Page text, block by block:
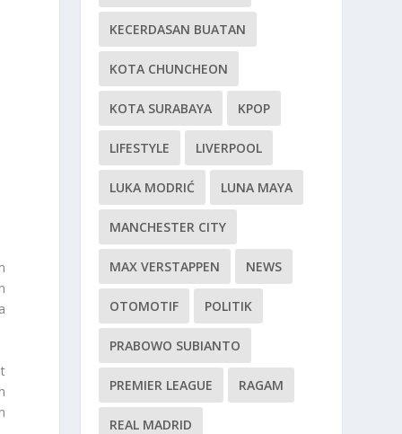
KECERDASAN BUATAN
KOTA CHUNCHEON
KOTA SURABAYA KPOP
LIFESTYLE LIVERPOOL
LUKA MODRIĆ LUNA MAYA
MANCHESTER CITY
MAX VERSTAPPEN NEWS
OTOMOTIF POLITIK
PRABOWO SUBIANTO
PREMIER LEAGUE RAGAM
REAL MADRID